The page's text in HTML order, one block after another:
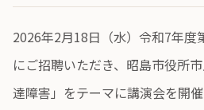
2026年2月18日（水）令和7年度
にご招聘いただき、昭島市役所
達障害」をテーマに講演会を開催